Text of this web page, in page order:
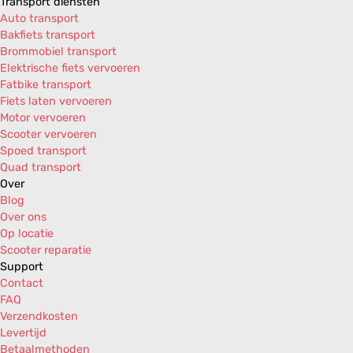
Derbi Boulevard 25km/h AIR 4T 2V E2 '09
Derbi Boulevard 50 AIR 2T E2 '09-'14 (Piaggio)
Derbi GP1 50 AIR 2T '01 (Piaggio)
Auto transport
Bakfiets transport
Brommobiel transport
Elektrische fiets vervoeren
Fatbike transport
Fiets laten vervoeren
Motor vervoeren
Scooter vervoeren
Spoed transport
Quad transport
Over
Blog
Over ons
Op locatie
Scooter reparatie
Support
Contact
FAQ
Verzendkosten
Levertijd
Betaalmethoden